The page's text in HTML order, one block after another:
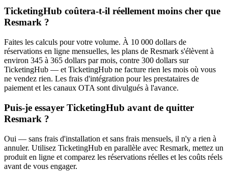
TicketingHub coûtera-t-il réellement moins cher que
Resmark ?
Faites les calculs pour votre volume. À 10 000 dollars de
réservations en ligne mensuelles, les plans de Resmark s'élèvent à
environ 345 à 365 dollars par mois, contre 300 dollars sur
TicketingHub — et TicketingHub ne facture rien les mois où vous
ne vendez rien. Les frais d'intégration pour les prestataires de
paiement et les canaux OTA sont divulgués à l'avance.
Puis-je essayer TicketingHub avant de quitter
Resmark ?
Oui — sans frais d'installation et sans frais mensuels, il n'y a rien à
annuler. Utilisez TicketingHub en parallèle avec Resmark, mettez un
produit en ligne et comparez les réservations réelles et les coûts réels
avant de vous engager.